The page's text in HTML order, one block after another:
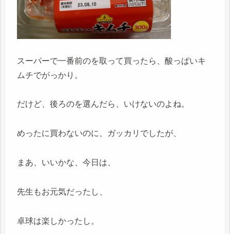
スーパーで一番前のを取って買ったら、酸っぱいキ
ムチでがっかり。
だけど、後ろのを選んだら、いけないのよね。
めったに買わないのに、ガッカリでしたが、
まあ、いいかな、今日は、
先生もお元気だったし、
卓球は楽しかったし。